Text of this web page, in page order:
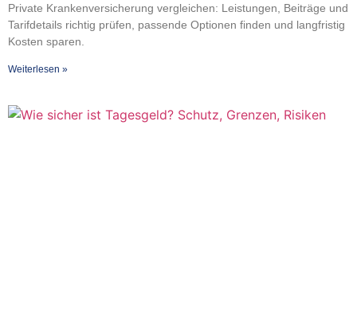
Pri­va­te Kran­ken­ver­si­che­rung ver­glei­chen: Leis­tun­gen, Bei­trä­ge und
Tarif­de­tails rich­tig prü­fen, pas­sen­de Optio­nen fin­den und lang­fris­tig
Kos­ten spa­ren.
Wei­ter­le­sen »